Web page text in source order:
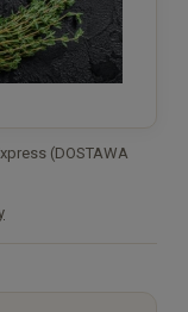
(DOSTAWA